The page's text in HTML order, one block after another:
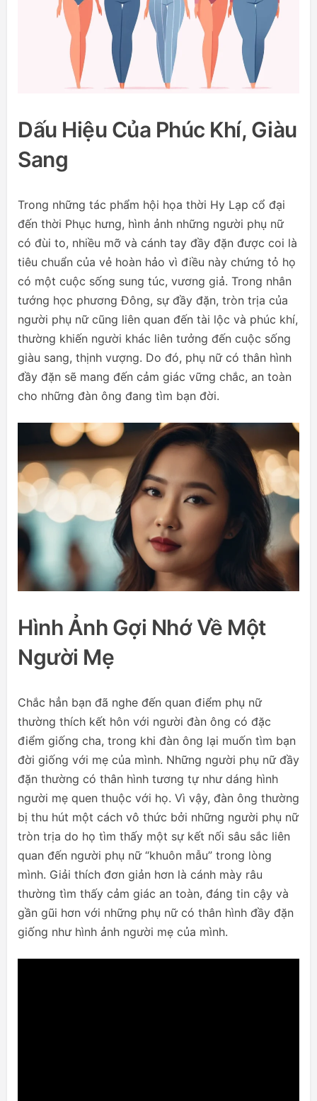
Dấu Hiệu Của Phúc Khí, Giàu
Sang
Trong những tác phẩm hội họa thời Hy Lạp cổ đại
đến thời Phục hưng, hình ảnh những người phụ nữ
có đùi to, nhiều mỡ và cánh tay đầy đặn được coi là
tiêu chuẩn của vẻ hoàn hảo vì điều này chứng tỏ họ
có một cuộc sống sung túc, vương giả. Trong nhân
tướng học phương Đông, sự đầy đặn, tròn trịa của
người phụ nữ cũng liên quan đến tài lộc và phúc khí,
thường khiến người khác liên tưởng đến cuộc sống
giàu sang, thịnh vượng. Do đó, phụ nữ có thân hình
đầy đặn sẽ mang đến cảm giác vững chắc, an toàn
cho những đàn ông đang tìm bạn đời.
Hình Ảnh Gợi Nhớ Về Một
Người Mẹ
Chắc hẳn bạn đã nghe đến quan điểm phụ nữ
thường thích kết hôn với người đàn ông có đặc
điểm giống cha, trong khi đàn ông lại muốn tìm bạn
đời giống với mẹ của mình. Những người phụ nữ đầy
đặn thường có thân hình tương tự như dáng hình
người mẹ quen thuộc với họ. Vì vậy, đàn ông thường
bị thu hút một cách vô thức bởi những người phụ nữ
tròn trịa do họ tìm thấy một sự kết nối sâu sắc liên
quan đến người phụ nữ “khuôn mẫu” trong lòng
mình. Giải thích đơn giản hơn là cánh mày râu
thường tìm thấy cảm giác an toàn, đáng tin cậy và
gần gũi hơn với những phụ nữ có thân hình đầy đặn
giống như hình ảnh người mẹ của mình.